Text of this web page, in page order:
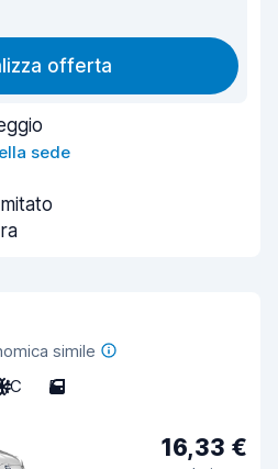
offerta
sede
simile
C 5
16,33 €